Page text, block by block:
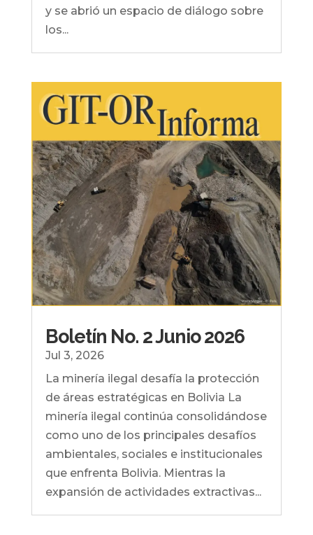
y se abrió un espacio de diálogo sobre
los...
Boletín No. 2 Junio 2026
Jul 3, 2026
La minería ilegal desafía la protección
de áreas estratégicas en Bolivia La
minería ilegal continúa consolidándose
como uno de los principales desafíos
ambientales, sociales e institucionales
que enfrenta Bolivia. Mientras la
expansión de actividades extractivas...